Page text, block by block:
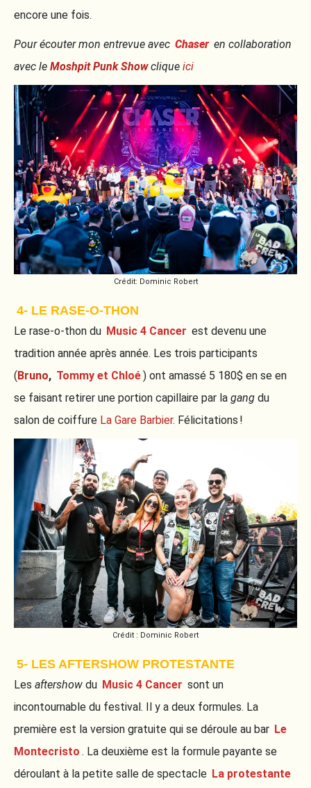
encore une fois.
Pour écouter mon entrevue avec Chaser en collaboration
avec le Moshpit Punk Showclique ici
Crédit: Dominic Robert
4- LE RASE-O-THON
Le rase-o-thon du Music 4 Cancer est devenu une
tradition année après année. Les trois participants
(Bruno, Tommy et Chloé) ont amassé 5 180$ en se en
se faisant retirer une portion capillaire par la gang du
salon de coiffure La Gare Barbier. Félicitations !
Crédit : Dominic Robert
5- LES AFTERSHOW PROTESTANTE
Les aftershow du Music 4 Cancer sont un
incontournable du festival. Il y a deux formules. La
première est la version gratuite qui se déroule au bar Le
Montecristo . La deuxième est la formule payante se
déroulant à la petite salle de spectacle La protestante